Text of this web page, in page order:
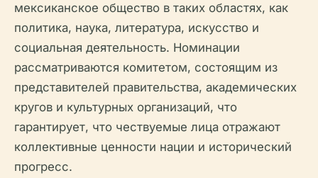
мексиканское общество в таких областях, как
политика, наука, литература, искусство и
социальная деятельность. Номинации
рассматриваются комитетом, состоящим из
представителей правительства, академических
кругов и культурных организаций, что
гарантирует, что чествуемые лица отражают
коллективные ценности нации и исторический
прогресс.